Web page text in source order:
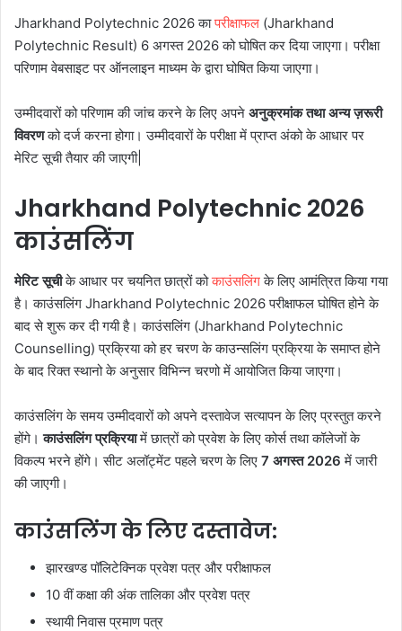
Jharkhand Polytechnic 2026 कापरीक्षाफल (Jharkhand
Polytechnic Result) 6 अगस्त 2026 को घोषित कर दिया जाएगा। परीक्षा
परिणाम वेबसाइट पर ऑनलाइन माध्यम के द्वारा घोषित किया जाएगा।
उम्मीदवारों को परिणाम की जांच करने के लिए अपने अनुक्रमांक तथा अन्य ज़रूरी
विवरणको दर्ज करना होगा। उम्मीदवारों के परीक्षा में प्राप्त अंको के आधार पर
मेरिट सूची तैयार की जाएगी|
Jharkhand Polytechnic2026
काउंसलिंग
मेरिट सूचीके आधार पर चयनित छात्रों कोकाउंसलिंगके लिए आमंत्रित किया गया
है। काउंसलिंग Jharkhand Polytechnic 2026 परीक्षाफल घोषित होने के
बाद से शुरू कर दी गयी है। काउंसलिंग (Jharkhand Polytechnic
Counselling) प्रक्रिया को हर चरण के काउन्सलिंग प्रक्रिया के समाप्त होने
के बाद रिक्त स्थानो के अनुसार विभिन्न चरणो में आयोजित किया जाएगा।
काउंसलिंग के समय उम्मीदवारों को अपने दस्तावेज सत्यापन के लिए प्रस्तुत करने
होंगे।काउंसलिंग प्रक्रियामें छात्रों को प्रवेश के लिए कोर्स तथा कॉलेजों के
विकल्प भरने होंगे। सीट अलॉट्मेंट पहले चरण के लिए 7 अगस्त 2026 में जारी
की जाएगी।
काउंसलिंग के लिए दस्तावेज:
झारखण्ड पॉलिटेक्निक प्रवेश पत्र और परीक्षाफल
10 वीं कक्षा की अंक तालिका और प्रवेश पत्र
स्थायी निवास प्रमाण पत्र